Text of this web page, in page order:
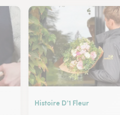
Histoire D’1 Fleur